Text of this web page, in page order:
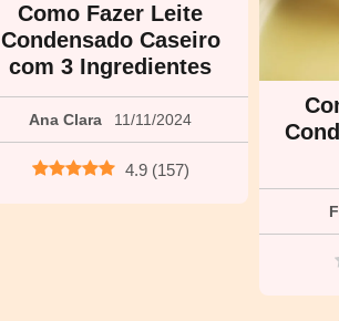
Como Fazer Leite
Condensado Caseiro
com 3 Ingredientes
Ana Clara 11/11/2024
4.9 (157)